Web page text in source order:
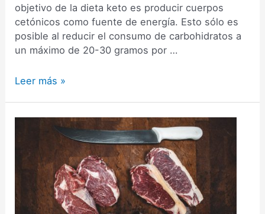
objetivo de la dieta keto es producir cuerpos
cetónicos como fuente de energía. Esto sólo es
posible al reducir el consumo de carbohidratos a
un máximo de 20-30 gramos por …
La
hacer
dieta
keto
Leer más »